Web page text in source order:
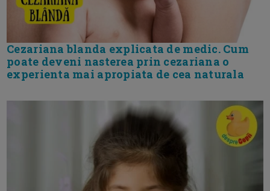
Cezariana blanda explicata de medic. Cum
poate deveni nasterea prin cezariana o
experienta mai apropiata de cea naturala